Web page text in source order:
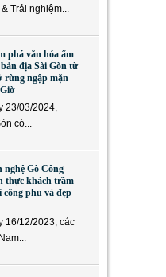
Trải nghiệm...
phá văn hóa ẩm
địa Sài Gòn từ
rừng ngập mặn
23/03/2024,
có...
nghệ Gò Công
thực khách trầm
công phu và đẹp
16/12/2023, các